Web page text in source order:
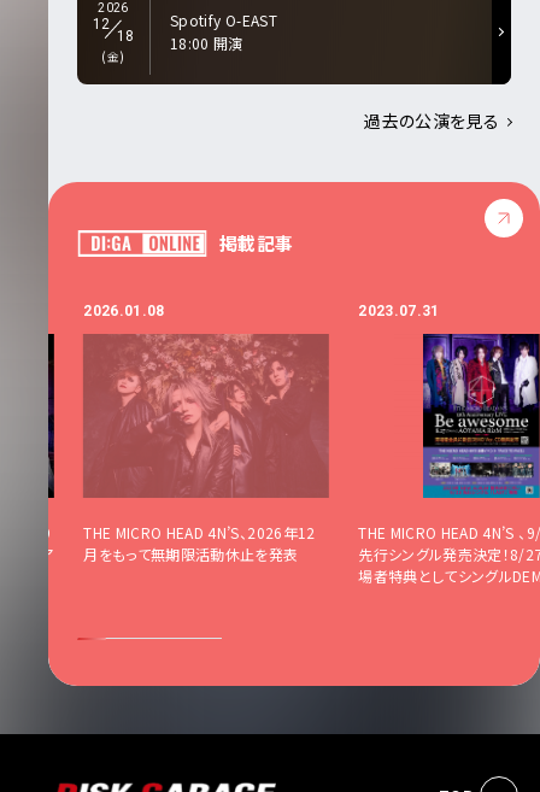
2026
12
18
(金)
Spotify O-EAST
18:00 開演
過去の公演を見る
掲載記事
「9
&新ア
2026.01.08
THE MICRO HEAD 4N’S、2026年12
月をもって無期限活動休止を発表
2023.07.31
THE MICRO HEAD 4N’S 、
先行シングル発売決定！8/
場者特典としてシングル